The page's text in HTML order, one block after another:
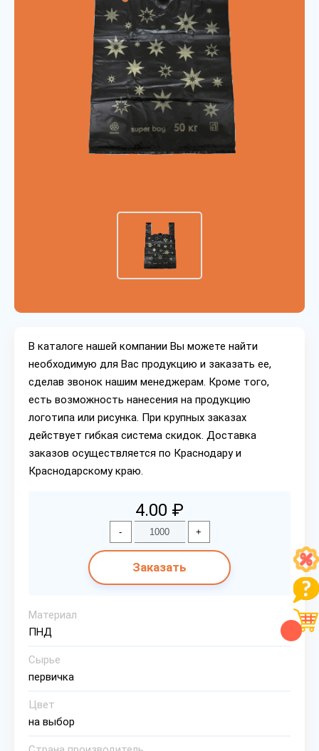
В каталоге нашей компании Вы можете найти
необходимую для Вас продукцию и заказать ее,
сделав звонок нашим менеджерам. Кроме того,
есть возможность нанесения на продукцию
логотипа или рисунка. При крупных заказах
действует гибкая система скидок. Доставка
заказов осуществляется по Краснодару и
Краснодарскому краю.
4.00 ₽
- +
Заказать
Материал
ПНД
Сырье
первичка
Цвет
на выбор